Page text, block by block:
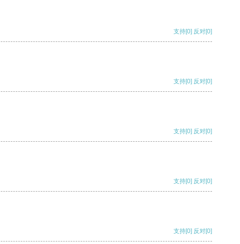
支持[0] 反对[0]
支持[0] 反对[0]
支持[0] 反对[0]
支持[0] 反对[0]
支持[0] 反对[0]